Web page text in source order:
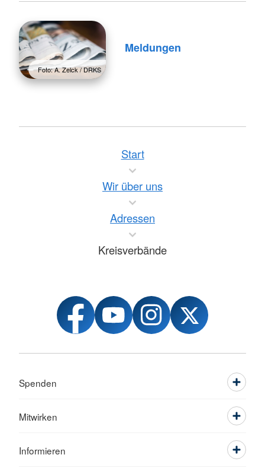
Foto: A. Zelck / DRKS
Meldungen
Start
Wir über uns
Adressen
Kreisverbände
Spenden
Mitwirken
Informieren